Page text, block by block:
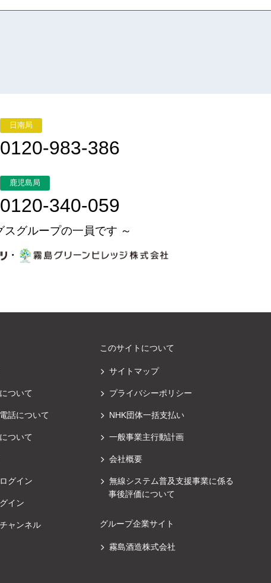
日南局
0120-983-386
鹿児島局
0120-340-059
グループの一員です ～
・
ついて
話について
ついて
グイン
イン
ャンネル
このサイトについて
サイトマップ
プライバシーポリシー
NHK団体一括支払い
一般事業主行動計画
会社概要
無線システム普及支援事業に係る
事後評価について
グループ企業サイト
霧島酒造株式会社